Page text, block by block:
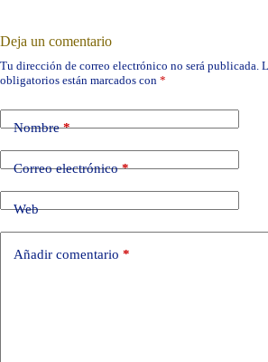
Deja un comentario
Tu dirección de correo electrónico no será publicada.
obligatorios están marcados con *
Nombre*
Correo electrónico*
Web
Añadir comentario *